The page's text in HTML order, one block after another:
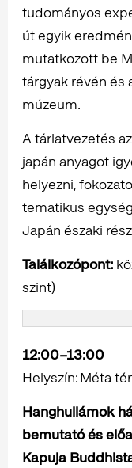
tudományos
út egyik
mutatkozott be
tárgyak révén és
múzeum.
A tárlatvezetés
japán anyagot
helyezni,
tematikus
Japán északi
Találkozópont:
szint)
12:00–13:00
Helyszín: Méta tér
Hanghullámok
bemutató és
Kapuja